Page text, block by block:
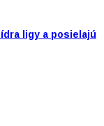
ligy a posielajú